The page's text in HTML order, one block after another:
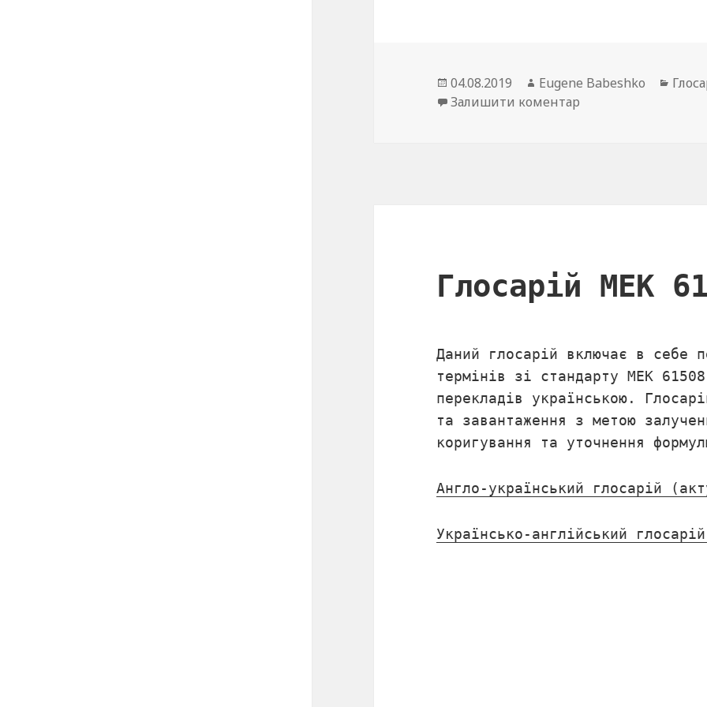
Опубліковано
04.08.2019 Автор
Eugene Babeshko
Залишити коментар
Глосарій МЕК
Даний глосарій включає в себе
термінів зі стандарту МЕК
перекладів українською.
та завантаження з метою
коригування та уточнення
Англо-український глосарій
Українсько-англійський